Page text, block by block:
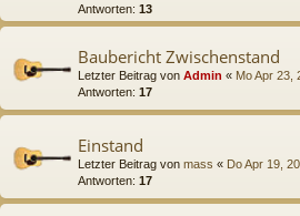
Antworten: 13
Baubericht Zwischenstand
Letzter Beitrag von Admin « Mo Apr 23,
Antworten: 17
Einstand
Letzter Beitrag von mass « Do Apr 19,
Antworten: 17